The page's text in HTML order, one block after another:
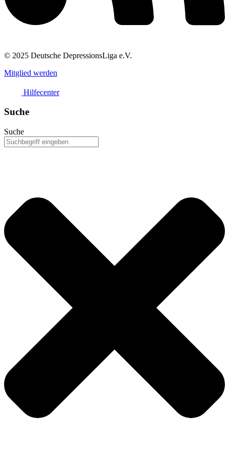
© 2025 Deutsche DepressionsLiga e.V.
Mitglied werden
Hilfecenter
Suche
Suche